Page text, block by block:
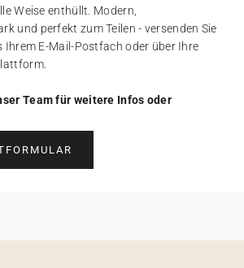
Weise enthüllt. Modern,
und perfekt zum Teilen - versenden Sie
Ihrem E-Mail-Postfach oder über Ihre
Team für weitere Infos oder